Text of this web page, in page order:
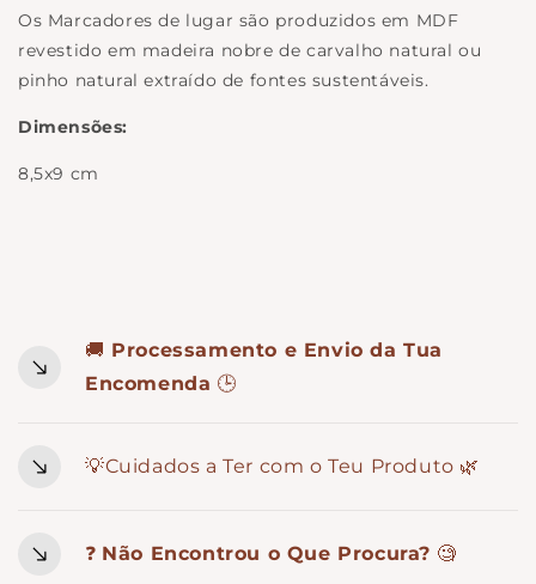
Os Marcadores de lugar são produzidos em MDF
revestido em madeira nobre de carvalho natural ou
pinho natural extraído de fontes sustentáveis.
Dimensões:
8,5x9 cm
🚚 Processamento e Envio da Tua
Encomenda 🕒
💡Cuidados a Ter com o Teu Produto 🌿
❓ Não Encontrou o Que Procura? 🧐